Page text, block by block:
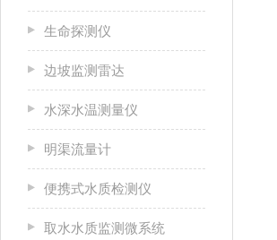
生命探测仪
边坡监测雷达
水深水温测量仪
明渠流量计
便携式水质检测仪
取水水质监测微系统